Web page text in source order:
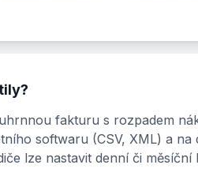
fakturu s rozpadem
softwaru (CSV, XML) a na
lze nastavit denní či měsíční